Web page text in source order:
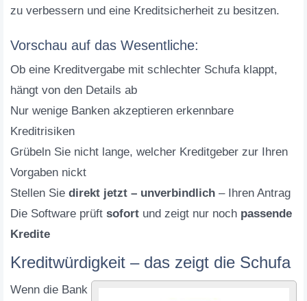
zu verbessern und eine Kreditsicherheit zu besitzen.
Vorschau auf das Wesentliche:
Ob eine Kreditvergabe mit schlechter Schufa klappt,
hängt von den Details ab
Nur wenige Banken akzeptieren erkennbare
Kreditrisiken
Grübeln Sie nicht lange, welcher Kreditgeber zur Ihren
Vorgaben nickt
Stellen Sie direkt jetzt – unverbindlich – Ihren Antrag
Die Software prüft sofort und zeigt nur noch passende
Kredite
Kreditwürdigkeit – das zeigt die Schufa
Wenn die Bank